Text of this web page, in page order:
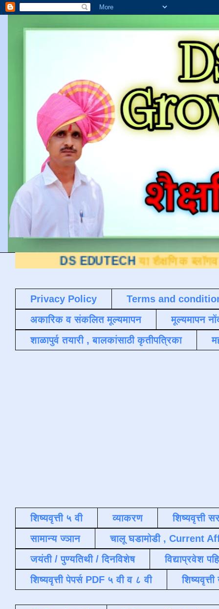
EDUTECH या शैक्षणिक ब्लॉगवर आपले
Privacy Policy
Terms and
अकारिक व संकलित मूल्यमापन
मूल्यमापन
शाळापुर्व तयारी , बालकांसाठी कृतीपत्रिका
शिष्यवृत्ती ५ वी व्याकरण
शिष्यवृत्ती
सामान्य ज्ञान
चालू घडामोडी , Current
जयंती / पुण्यतिथी / दिनविशेष
विद्याप्रवेश
शिष्यवृत्ती पेपर्स PDF ५ वी व ८ वी